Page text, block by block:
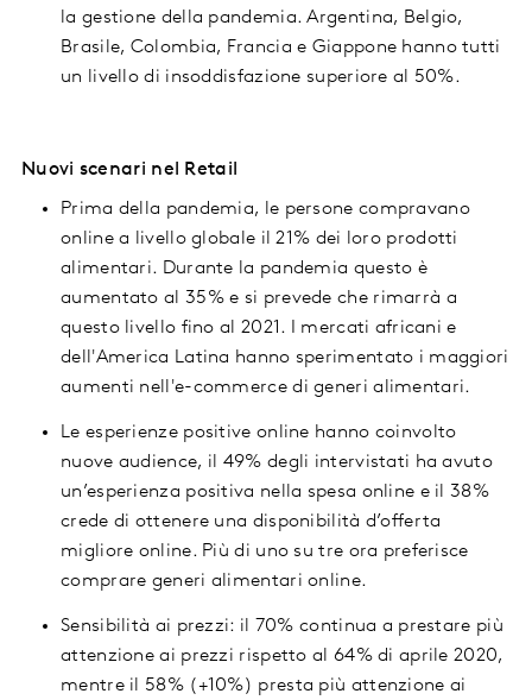
la gestione della pandemia. Argentina, Belgio,
Brasile, Colombia, Francia e Giappone hanno tutti
un livello di insoddisfazione superiore al 50%.
Nuovi scenari nel Retail
Prima della pandemia, le persone compravano
online a livello globale il 21% dei loro prodotti
alimentari. Durante la pandemia questo è
aumentato al 35% e si prevede che rimarrà a
questo livello fino al 2021. I mercati africani e
dell'America Latina hanno sperimentato i maggiori
aumenti nell'e-commerce di generi alimentari.
Le esperienze positive online hanno coinvolto
nuove audience, il 49% degli intervistati ha avuto
un’esperienza positiva nella spesa online e il 38%
crede di ottenere una disponibilità d’offerta
migliore online. Più di uno su tre ora preferisce
comprare generi alimentari online.
Sensibilità ai prezzi: il 70% continua a prestare più
attenzione ai prezzi rispetto al 64% di aprile 2020,
mentre il 58% (+10%) presta più attenzione ai